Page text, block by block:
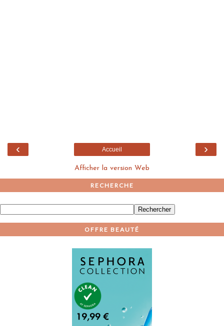
‹ ›
Accueil
Afficher la version Web
RECHERCHE
OFFRE BEAUTÉ